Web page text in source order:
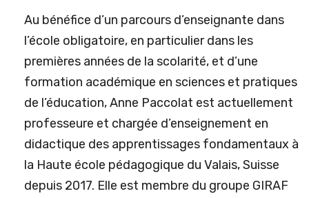
Au bénéfice d’un parcours d’enseignante dans
l’école obligatoire, en particulier dans les
premières années de la scolarité, et d’une
formation académique en sciences et pratiques
de l’éducation, Anne Paccolat est actuellement
professeure et chargée d’enseignement en
didactique des apprentissages fondamentaux à
la Haute école pédagogique du Valais, Suisse
depuis 2017. Elle est membre du groupe GIRAF